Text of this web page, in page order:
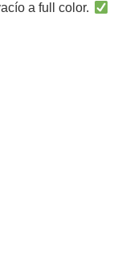
a full color.